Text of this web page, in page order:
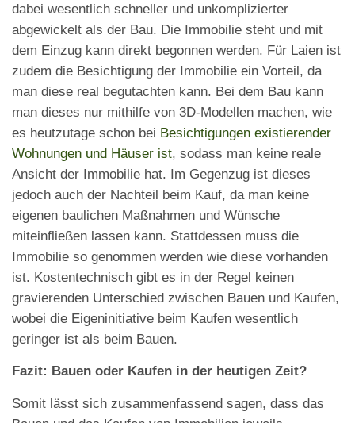
dabei wesentlich schneller und unkomplizierter
abgewickelt als der Bau. Die Immobilie steht und mit
dem Einzug kann direkt begonnen werden. Für Laien ist
zudem die Besichtigung der Immobilie ein Vorteil, da
man diese real begutachten kann. Bei dem Bau kann
man dieses nur mithilfe von 3D-Modellen machen, wie
es heutzutage schon bei Besichtigungen existierender
Wohnungen und Häuser ist, sodass man keine reale
Ansicht der Immobilie hat. Im Gegenzug ist dieses
jedoch auch der Nachteil beim Kauf, da man keine
eigenen baulichen Maßnahmen und Wünsche
miteinfließen lassen kann. Stattdessen muss die
Immobilie so genommen werden wie diese vorhanden
ist. Kostentechnisch gibt es in der Regel keinen
gravierenden Unterschied zwischen Bauen und Kaufen,
wobei die Eigeninitiative beim Kaufen wesentlich
geringer ist als beim Bauen.
Fazit: Bauen oder Kaufen in der heutigen Zeit?
Somit lässt sich zusammenfassend sagen, dass das